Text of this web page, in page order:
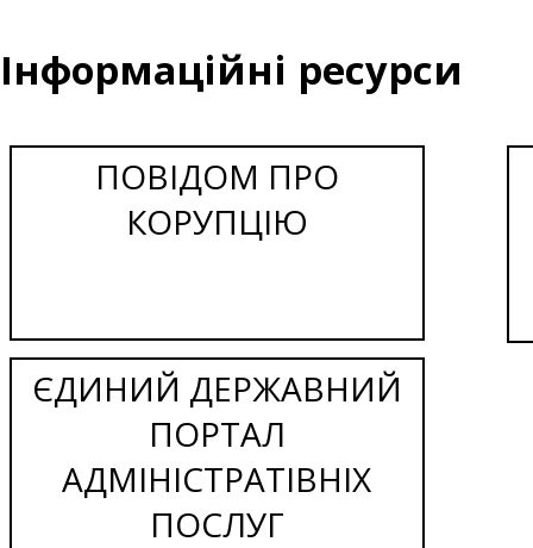
Інформаційні ресурси
ПОВІДОМ ПРО
КОРУПЦІЮ
ЄДИНИЙ ДЕРЖАВНИЙ
ПОРТАЛ
АДМІНІСТРАТІВНІХ
ПОСЛУГ